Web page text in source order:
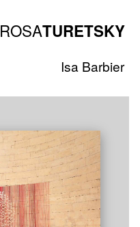
ROSATURETSKY
Isa Barbier